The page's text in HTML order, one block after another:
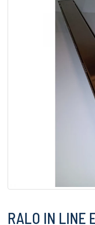
RALO IN LINE